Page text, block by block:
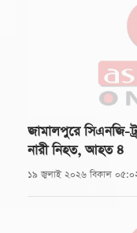
জামালপুরে সিএনজি-
নারী নিহত, আহত ৪
১৯ জুলাই ২০২৬ বিকাল